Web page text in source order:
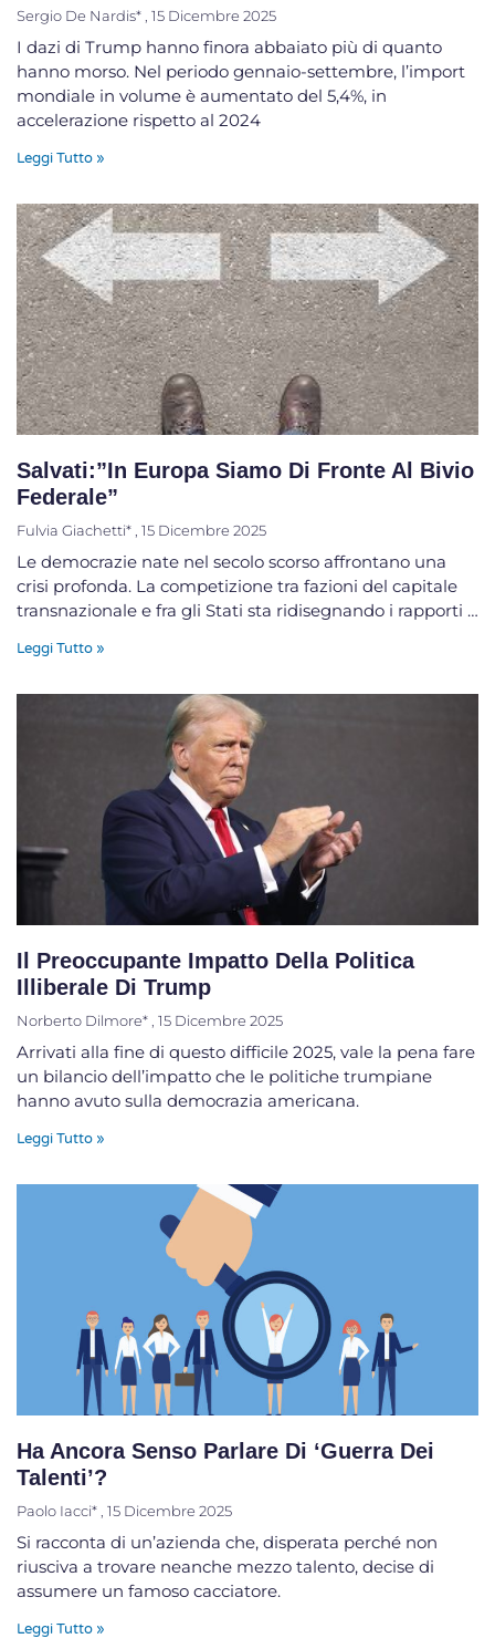
Sergio De Nardis* 15 Dicembre 2025
I dazi di Trump hanno finora abbaiato più di quanto
hanno morso. Nel periodo gennaio-settembre, l’import
mondiale in volume è aumentato del 5,4%, in
accelerazione rispetto al 2024
Leggi Tutto »
Salvati:”In Europa Siamo Di Fronte Al Bivio
Federale”
Fulvia Giachetti* 15 Dicembre 2025
Le democrazie nate nel secolo scorso affrontano una
crisi profonda. La competizione tra fazioni del capitale
transnazionale e fra gli Stati sta ridisegnando i rapporti …
Leggi Tutto »
Il Preoccupante Impatto Della Politica
Illiberale Di Trump
Norberto Dilmore* 15 Dicembre 2025
Arrivati alla fine di questo difficile 2025, vale la pena fare
un bilancio dell’impatto che le politiche trumpiane
hanno avuto sulla democrazia americana.
Leggi Tutto »
Ha Ancora Senso Parlare Di ‘guerra Dei
Talenti’?
Paolo Iacci* 15 Dicembre 2025
Si racconta di un’azienda che, disperata perché non
riusciva a trovare neanche mezzo talento, decise di
assumere un famoso cacciatore.
Leggi Tutto »